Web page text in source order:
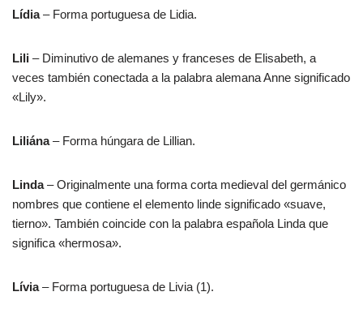
Lídia– Forma portuguesa de Lidia.
Lili – Diminutivo de alemanes y franceses de Elisabeth, a
veces también conectada a la palabra alemana Anne significado
«Lily».
Liliána– Forma húngara de Lillian.
Linda– Originalmente una forma corta medieval del germánico
nombres que contiene el elemento linde significado «suave,
tierno». También coincide con la palabra española Linda que
significa «hermosa».
Lívia– Forma portuguesa de Livia (1).